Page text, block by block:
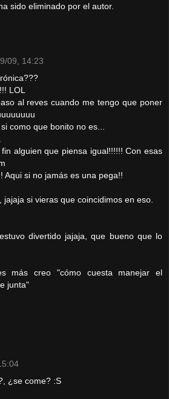
sido eliminado por el autor.
09, 14:23
LOL
al reves cuando me tengo que poner
como que bonito no es...
alguien que piensa igual!!!!!! Con esas
Aqui si no jamás es una pega!!
jajaja si vieras que coincidimos en eso.
divertido jajaja, que bueno que lo
más creo "cómo cuesta manejar el
junta"
¿se come? :S